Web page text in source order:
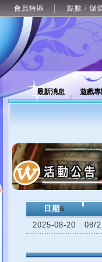
會員特區 點數 / 儲
最新消息 遊戲
日期 6
2025-08-20
08/